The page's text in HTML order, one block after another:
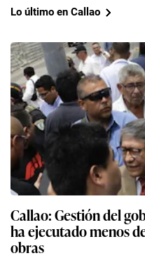
Lo último en Callao
Callao: Gestión del
ha ejecutado menos
obras